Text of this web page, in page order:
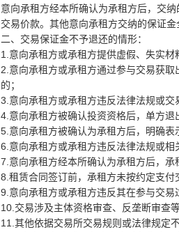
意向承租方经本所确认为承租方后，交
交易价款。其他意向承租方交纳的保证
二、交易保证金不予退还的情形：
1.意向承租方或承租方提供虚假、失实
2.意向承租方或承租方通过参与交易获
的；
3.意向承租方或承租方违反法律法规或
4.意向承租方被确认投资资格后，单方
5.意向承租方被确认为承租方后，明确
6.意向承租方或承租方违反法律法规或
7.意向承租方经本所确认为承租方后，
8.租赁合同签订前，承租方未按约定支付
9.意向承租方或承租方违反其在参与交易
10.交易涉及主体资格审查、反垄断审查
11.其他依据交易所交易规则或法律规定